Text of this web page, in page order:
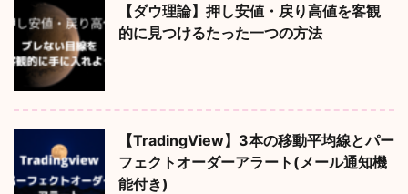
【ダウ理論】押し安値・戻り高値を客観
的に見つけるたった一つの方法
【TradingView】3本の移動平均線とパー
フェクトオーダーアラート(メール通知機
能付き)